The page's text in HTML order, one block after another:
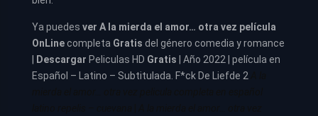
Ya puedes ver A la mierda el amor… otra vez película
OnLinecompleta Gratis del género comedia y romance
Descargar Peliculas HD Gratis | Año 2022 | película en
Español – Latino – Subtitulada. F*ck De Liefde 2